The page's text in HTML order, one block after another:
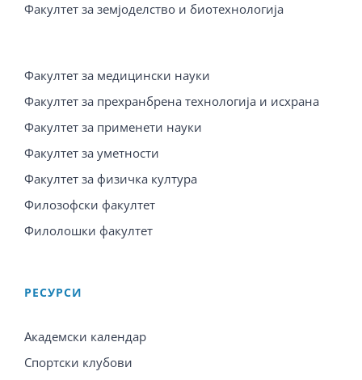
Факултет за земјоделство и биотехнологија
Факултет за медицински науки
Факултет за прехранбрена технологија и исхрана
Факултет за применети науки
Факултет за уметности
Факултет за физичка култура
Филозофски факултет
Филолошки факултет
PЕСУРСИ
Академски календар
Спортски клубови